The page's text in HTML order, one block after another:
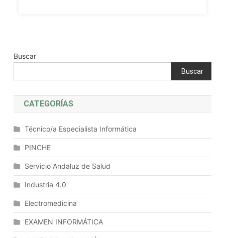
HTML:
El
HTTP:
Y
Características.
De
Aplicaciones
Buscar
Buscar
CATEGORÍAS
Técnico/a Especialista Informática
PINCHE
Servicio Andaluz de Salud
Industria 4.0
Electromedicina
EXAMEN INFORMÁTICA